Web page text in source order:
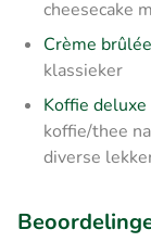
cheesecake
Crème brûlée
klassieker
Koffie deluxe
koffie/thee
diverse